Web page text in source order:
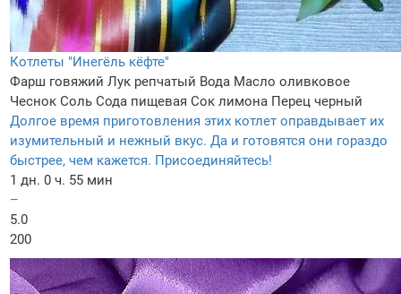
Котлеты "Инегёль кёфте"
Фарш говяжий Лук репчатый Вода Масло оливковое
Чеснок Соль Сода пищевая Сок лимона Перец черный
Долгое время приготовления этих котлет оправдывает их
изумительный и нежный вкус. Да и готовятся они гораздо
быстрее, чем кажется. Присоединяйтесь!
1 дн. 0 ч. 55 мин
–
5.0
200